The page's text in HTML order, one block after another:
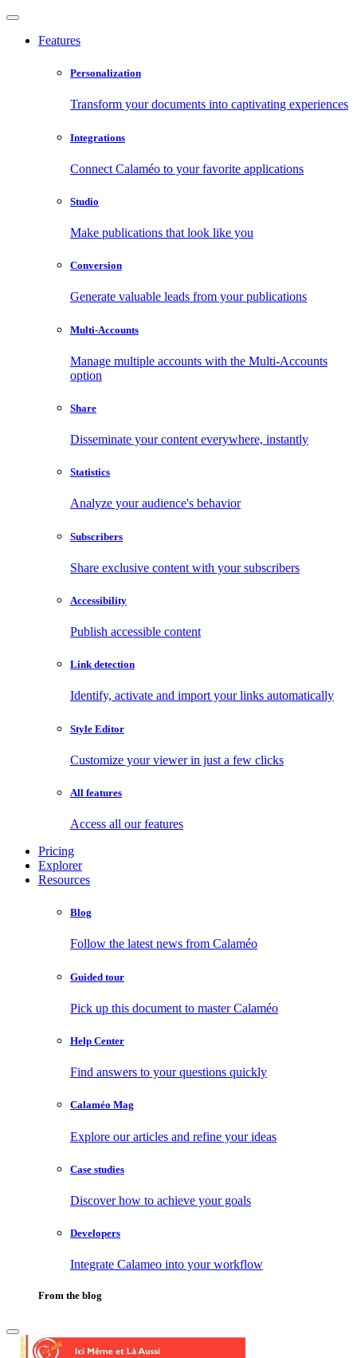
Features
Personalization
Transform your documents into captivating experiences
Integrations
Connect Calaméo to your favorite applications
Studio
Make publications that look like you
Conversion
Generate valuable leads from your publications
Multi-Accounts
Manage multiple accounts with the Multi-Accounts
option
Share
Disseminate your content everywhere, instantly
Statistics
Analyze your audience's behavior
Subscribers
Share exclusive content with your subscribers
Accessibility
Publish accessible content
Link detection
Identify, activate and import your links automatically
Style Editor
Customize your viewer in just a few clicks
All features
Access all our features
Pricing
Explorer
Resources
Blog
Follow the latest news from Calaméo
Guided tour
Pick up this document to master Calaméo
Help Center
Find answers to your questions quickly
Calaméo Mag
Explore our articles and refine your ideas
Case studies
Discover how to achieve your goals
Developers
Integrate Calameo into your workflow
From the blog